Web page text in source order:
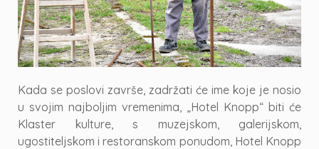
Kada se poslovi završe, zadržati će ime koje je nosio
u svojim najboljim vremenima, „Hotel Knopp“ biti će
Klaster kulture, s muzejskom, galerijskom,
ugostiteljskom i restoranskom ponudom, Hotel Knopp